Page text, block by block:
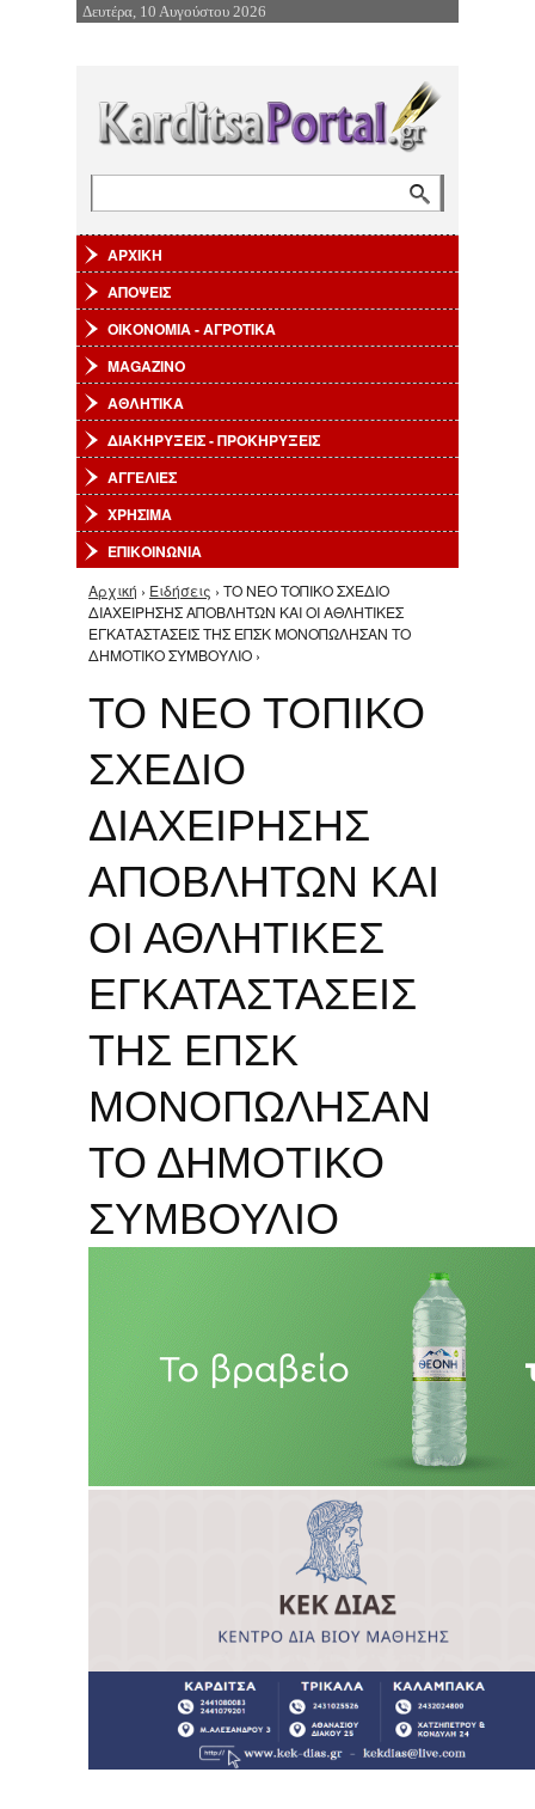
Επιστροφή στην Πλοήγηση
Δευτέρα, 10 Αυγούστου 2026
ΑΡΧΙΚΗ
ΑΠΟΨΕΙΣ
ΟΙΚΟΝΟΜΙΑ - ΑΓΡΟΤΙΚΑ
MAGAZINO
ΑΘΛΗΤΙΚΑ
ΔΙΑΚΗΡΥΞΕΙΣ - ΠΡΟΚΗΡΥΞΕΙΣ
ΑΓΓΕΛΙΕΣ
ΧΡΗΣΙΜΑ
ΕΠΙΚΟΙΝΩΝΙΑ
Είστε εδώ
Αρχική › Ειδήσεις › ΤΟ ΝΕΟ ΤΟΠΙΚΟ ΣΧΕΔΙΟ
ΔΙΑΧΕΙΡΗΣΗΣ ΑΠΟΒΛΗΤΩΝ ΚΑΙ ΟΙ ΑΘΛΗΤΙΚΕΣ
ΕΓΚΑΤΑΣΤΑΣΕΙΣ ΤΗΣ ΕΠΣΚ ΜΟΝΟΠΩΛΗΣΑΝ ΤΟ
ΔΗΜΟΤΙΚΟ ΣΥΜΒΟΥΛΙΟ ›
ΤΟ ΝΕΟ ΤΟΠΙΚΟ
ΣΧΕΔΙΟ
ΔΙΑΧΕΙΡΗΣΗΣ
ΑΠΟΒΛΗΤΩΝ ΚΑΙ
ΟΙ ΑΘΛΗΤΙΚΕΣ
ΕΓΚΑΤΑΣΤΑΣΕΙΣ
ΤΗΣ ΕΠΣΚ
ΜΟΝΟΠΩΛΗΣΑΝ
ΤΟ ΔΗΜΟΤΙΚΟ
ΣΥΜΒΟΥΛΙΟ